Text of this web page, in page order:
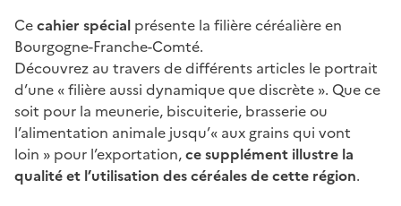
Cecahier spécial présente la filière céréalière en
Bourgogne-Franche-Comté.
Découvrez au travers de différents articles le portrait
d’une « filière aussi dynamique que discrète ». Que ce
soit pour la meunerie, biscuiterie, brasserie ou
l’alimentation animale jusqu’« aux grains qui vont
loin » pour l’exportation,ce supplément illustre la
qualité et l’utilisation des céréales de cette région.